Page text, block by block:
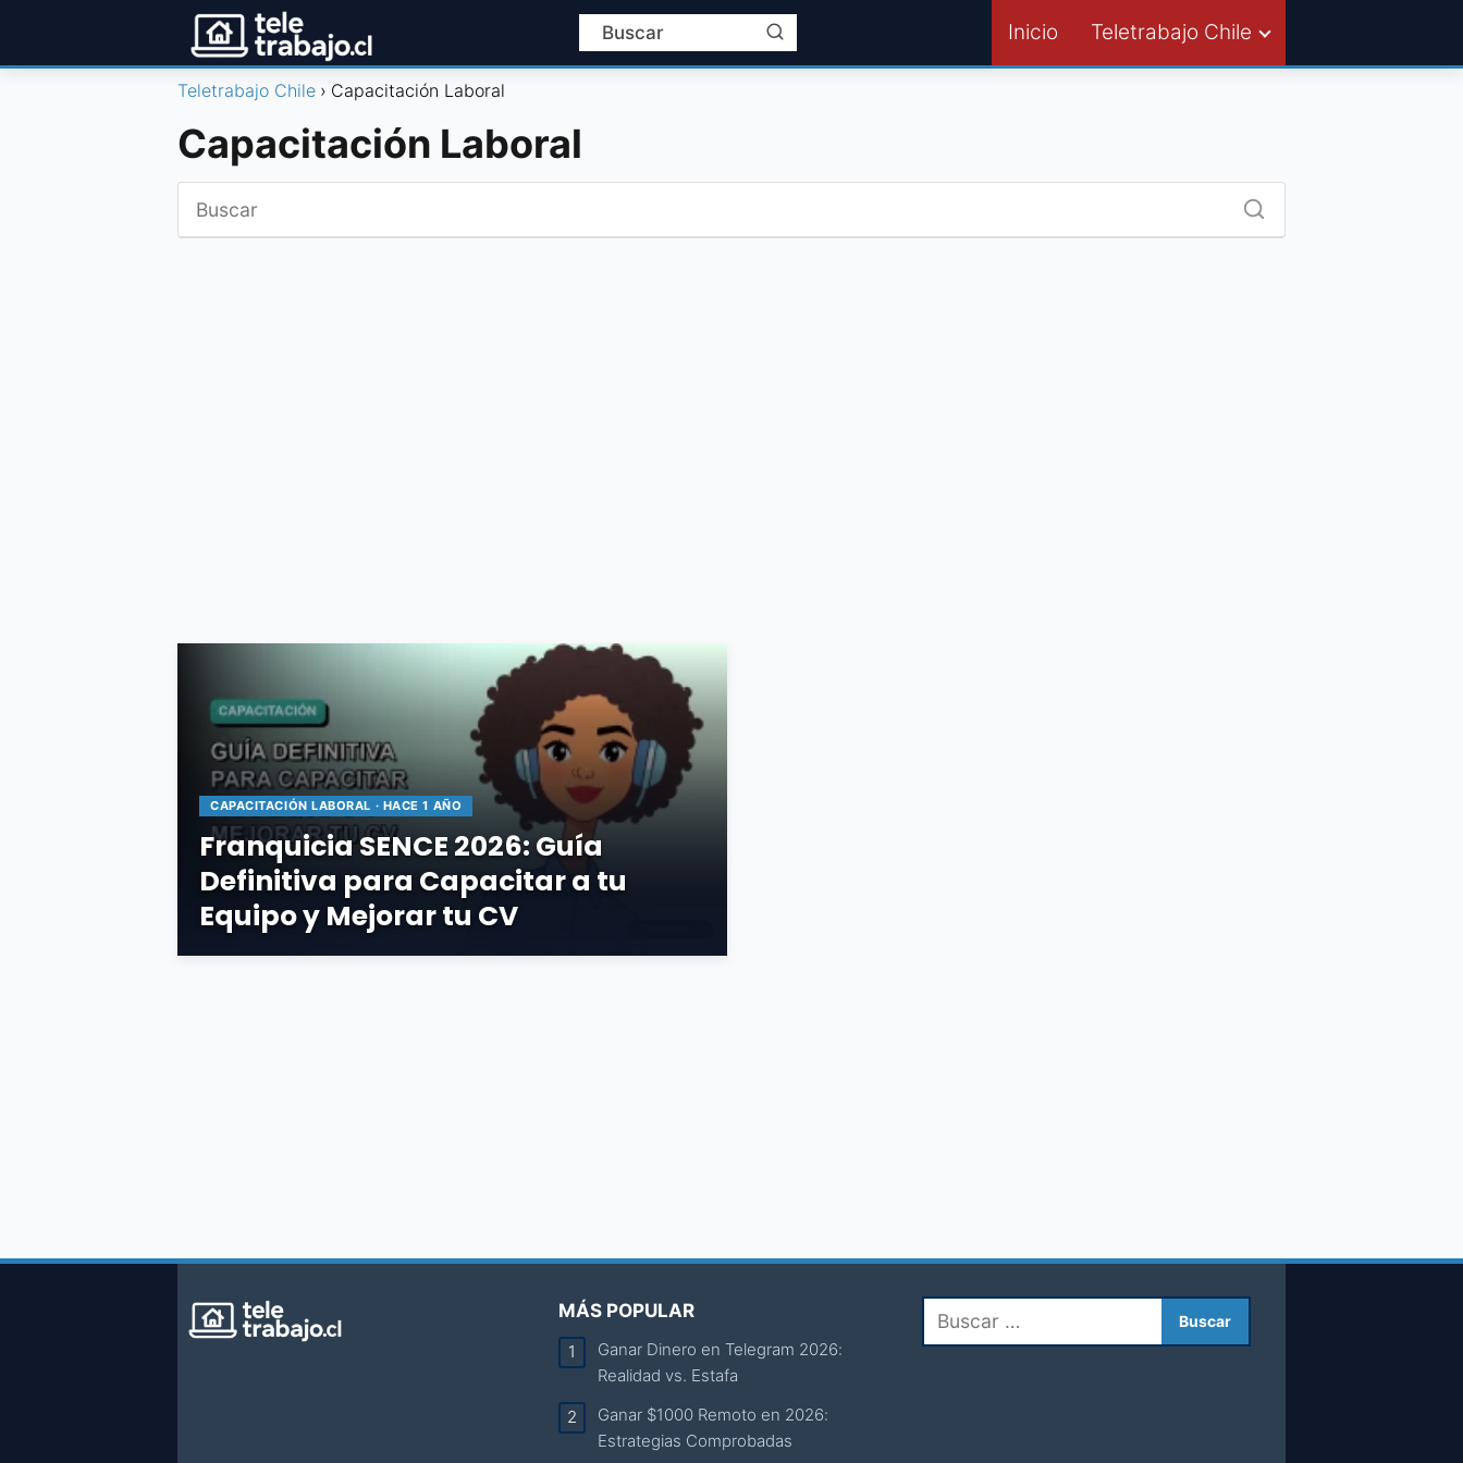
Inicio Teletrabajo Chile
Teletrabajo Chile Capacitación Laboral
Capacitación Laboral
CAPACITACIÓN LABORAL · HACE 1 AÑO
Franquicia SENCE 2026: Guía
Definitiva para Capacitar a tu
Equipo y Mejorar tu CV
MÁS POPULAR
Ganar Dinero en Telegram 2026:
Realidad vs. Estafa
Ganar $1000 Remoto en 2026:
Estrategias Comprobadas